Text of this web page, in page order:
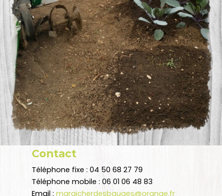
Contact
Téléphone fixe : 04 50 68 27 79
Téléphone mobile : 06 01 06 48 83
Email : maraicherdesbauges@orange.fr